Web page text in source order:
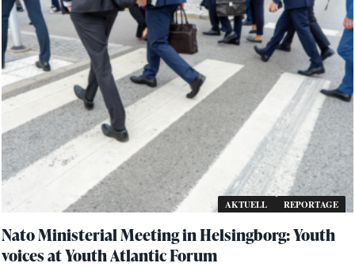
AKTUELL REPORTAGE
Nato Ministerial Meeting in Helsingborg: Youth
voices at Youth Atlantic Forum